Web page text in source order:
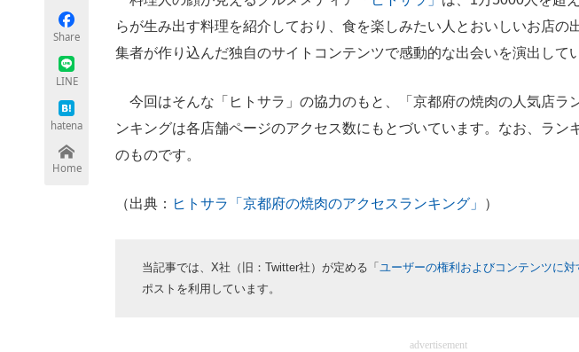
Share
LINE
hatena
Home
らが生み出す料理を紹介しており、食を楽しみたい人とおいしいお店の
集者が作り込んだ独自のサイトコンテンツで感動的な出会いを演出して
今回はそんな「ヒトサラ」の協力のもと、「京都府の焼肉の人気店ラ
ンキングは各店舗ページのアクセス数にもとづいています。なお、ラン
のものです。
（出典： ヒトサラ「京都府の焼肉のアクセスランキング」 ）
当記事では、X社（旧：Twitter社）が定める「 ユーザーの権利およびコンテンツに
ポストを利用しています。
advertisement